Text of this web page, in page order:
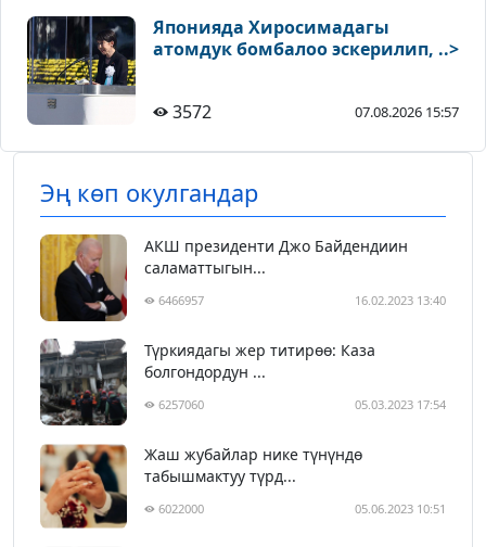
Японияда Хиросимадагы
атомдук бомбалоо эскерилип, ..>
3572 07.08.2026 15:57
Эң көп окулгандар
АКШ президенти Джо Байдендиин
саламаттыгын...
6466957 16.02.2023 13:40
Түркиядагы жер титирөө: Каза
болгондордун ...
6257060 05.03.2023 17:54
Жаш жубайлар нике түнүндө
табышмактуу түрд...
6022000 05.06.2023 10:51